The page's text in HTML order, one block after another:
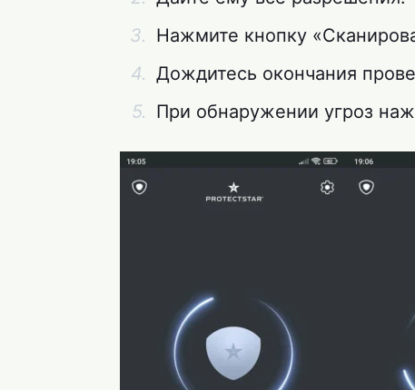
Нажмите кнопку
Дождитесь окончания
При обнаружении угроз